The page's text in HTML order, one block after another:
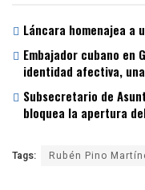
Láncara homenajea a
Embajador cubano en
identidad afectiva,
Subsecretario de
bloquea la apertura
Tags: Rubén Pino